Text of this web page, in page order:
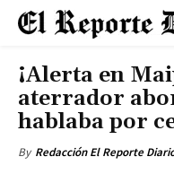
¡Alerta en
aterrador
hablaba por
By Redacción El Reporte